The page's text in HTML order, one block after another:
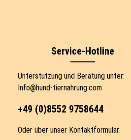
Service-Hotline
Unterstützung und Beratung unter:
Info@hund-tiernahrung.com
+49 (0)8552 9758644
Oder über unser Kontaktformular.